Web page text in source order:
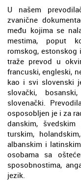
U našem
zvanične
među kojima se
mestima, poput
romskog, estonskog
traže prevod u
francuski, engleski,
kao i svi slovenski
slovački,
slovenački.
osposobljen je i za
danskim,
turskim,
albanskim i
osobama sa
sposobnostima,
jezik.